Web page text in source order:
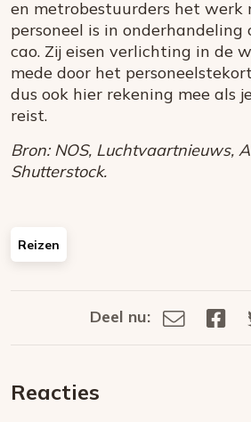
en metrobestuurders het werk
personeel is in onderhandeling
cao. Zij eisen verlichting in de
mede door het
dus ook hier rekening mee als
reist.
Bron: NOS, Luchtvaartnieuws,
Shutterstock.
Reizen
Deel
Deel nu:
Deel
Reacties